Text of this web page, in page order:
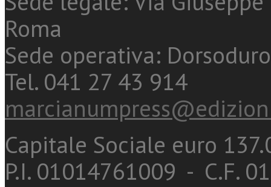
Roma
Sede operativa:
Tel. 041 27 43 914
Capitale Sociale euro
P.I. 01014761009 - C.F.